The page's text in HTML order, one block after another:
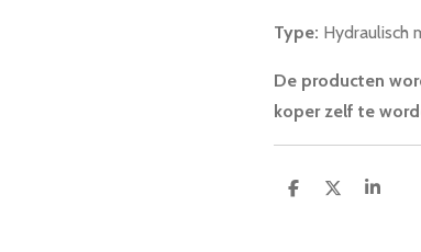
Type: Hydraulisch
De producten
koper zelf te
D
D
S